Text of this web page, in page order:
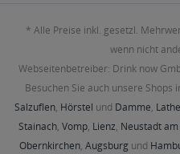
* Alle Preise inkl. gesetzl.
wenn nicht
Webseitenbetreiber: Drink now
Besuchen Sie auch unsere Shops
Salzuflen, Hörstel und Damme,
Stainach, Vomp, Lienz, Neustadt
Obernkirchen, Augsburg und